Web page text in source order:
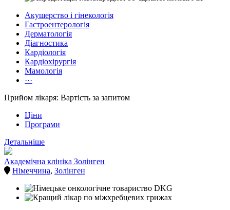
Акушерство і гінекологія
Гастроентерологія
Дерматологія
Діагностика
Кардіологія
Кардіохірургія
Мамологія
···
Прийом лікаря: Вартість за запитом
Ціни
Програми
Детальніше
Академічна клініка Золінген
Німеччина, Золінген